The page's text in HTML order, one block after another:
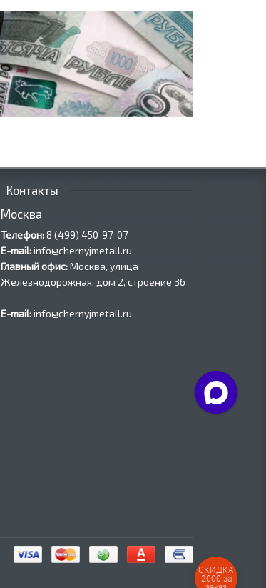
Контакты
Москва
Телефон:8 (499) 450‑97-07
E-mail:info@chernyjmetall.ru
Главный офис:Москва, улица
Железнодорожная, дом 2, строение 36
E-mail:info@chernyjmetall.ru
СКИДКА
2000 за